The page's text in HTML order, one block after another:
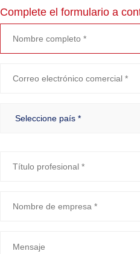
Complete el formulario a